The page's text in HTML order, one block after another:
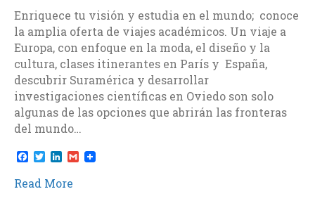
Enriquece tu visión y estudia en el mundo; conoce
la amplia oferta de viajes académicos. Un viaje a
Europa, con enfoque en la moda, el diseño y la
cultura, clases itinerantes en París y España,
descubrir Suramérica y desarrollar
investigaciones científicas en Oviedo son solo
algunas de las opciones que abrirán las fronteras
del mundo…
F
a
c
e
T
w
i
t
L
n
k
G
m
Read More